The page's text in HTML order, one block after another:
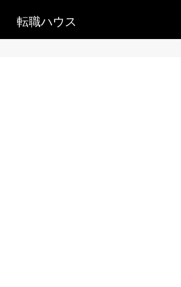
転職ハウス